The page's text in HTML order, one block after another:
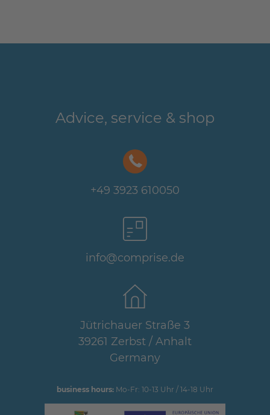
Advice, service & shop
+49 3923 610050
info@comprise.de
Jütrichauer Straße 3
39261 Zerbst / Anhalt
Germany
business hours: Mo-Fr: 10-13 Uhr / 14-18 Uhr